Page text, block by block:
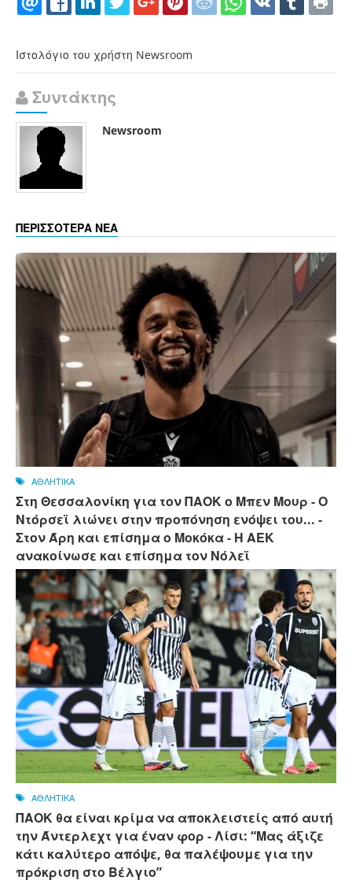
Ιστολόγιο του χρήστη Newsroom
Συντάκτης
Newsroom
ΠΕΡΙΣΣΟΤΕΡΑ ΝΕΑ
ΑΘΛΗΤΙΚΑ
Στη Θεσσαλονίκη για τον ΠΑΟΚ ο Μπεν Μουρ - Ο
Ντόρσεϊ λιώνει στην προπόνηση ενόψει του... -
Στον Άρη και επίσημα ο Μοκόκα - Η ΑΕΚ
ανακοίνωσε και επίσημα τον Νόλεϊ
ΑΘΛΗΤΙΚΑ
ΠΑΟΚ θα είναι κρίμα να αποκλειστείς από αυτή
την Άντερλεχτ για έναν φορ - ​​Λίσι: “Μας άξιζε
κάτι καλύτερο απόψε, θα παλέψουμε για την
πρόκριση στο Βέλγιο”